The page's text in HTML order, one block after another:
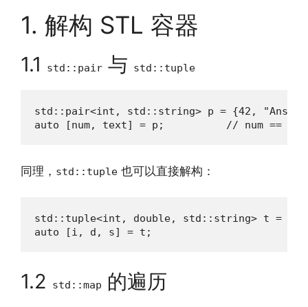
1. 解构 STL 容器
1.1 std::pair 与 std::tuple
std::pair<int, std::string> p = {42,
auto [num, text] = p;          // num == 42,
同理， std::tuple 也可以直接解构：
std::tuple<int, double, std::string> t =
auto [i, d, s] = t;
1.2 std::map 的遍历